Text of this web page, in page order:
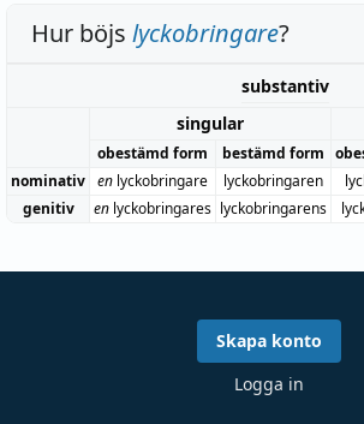
Hur böjs lyckobringare?
substantiv
singular
obestämd form bestämd form
nominativ en lyckobringare lyckobringaren
genitiv
en lyckobringares lyckobringarens
Skapa konto
Logga in